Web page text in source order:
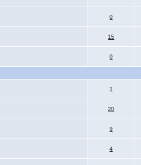
0
15
0
1
20
9
4